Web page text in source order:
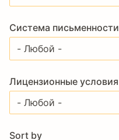
Система письменности
Лицензионные условия
Sort by